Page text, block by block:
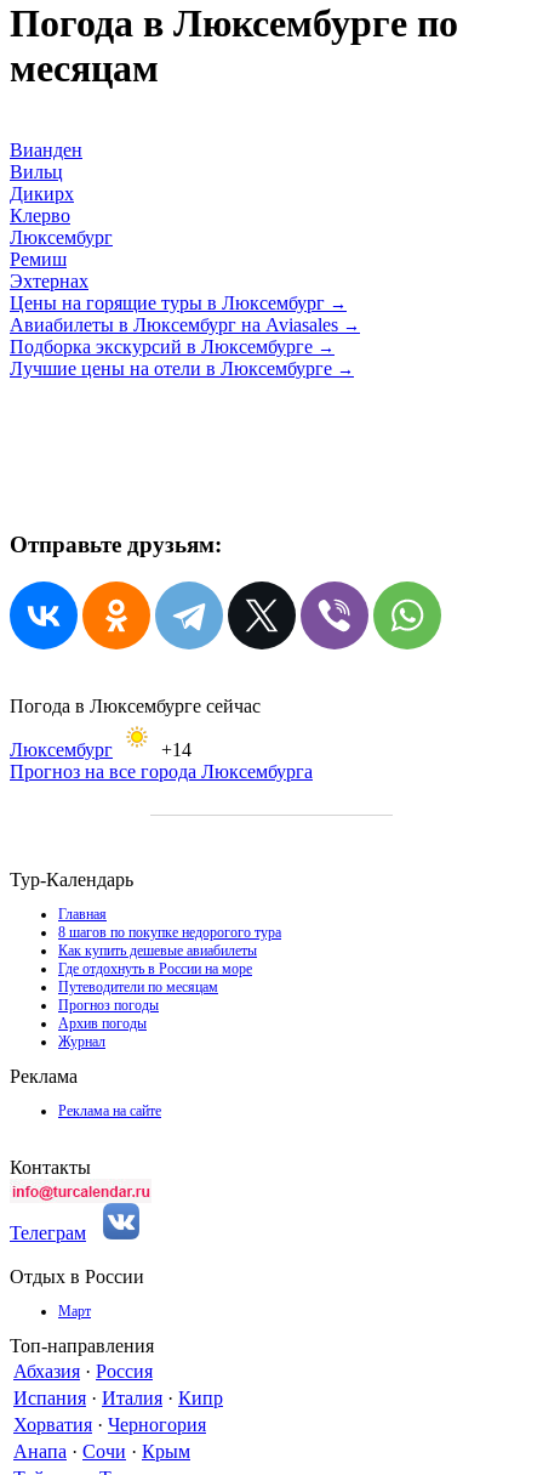
Погода в Люксембурге по
месяцам
Вианден
Вильц
Дикирх
Клерво
Люксембург
Ремиш
Эхтернах
Цены на горящие туры в Люксембург →
Авиабилеты в Люксембург на Aviasales →
Подборка экскурсий в Люксембурге →
Лучшие цены на отели в Люксембурге →
Отправьте друзьям:
Погода в Люксембурге сейчас
Люксембург
+14
Прогноз на все города Люксембурга
Тур-Календарь
Главная
8 шагов по покупке недорогого тура
Как купить дешевые авиабилеты
Где отдохнуть в России на море
Путеводители по месяцам
Прогноз погоды
Архив погоды
Журнал
Реклама
Реклама на сайте
Контакты
Телеграм
Отдых в России
Март
Топ-направления
Абхазия · Россия
Испания · Италия · Кипр
Хорватия · Черногория
Анапа · Сочи · Крым